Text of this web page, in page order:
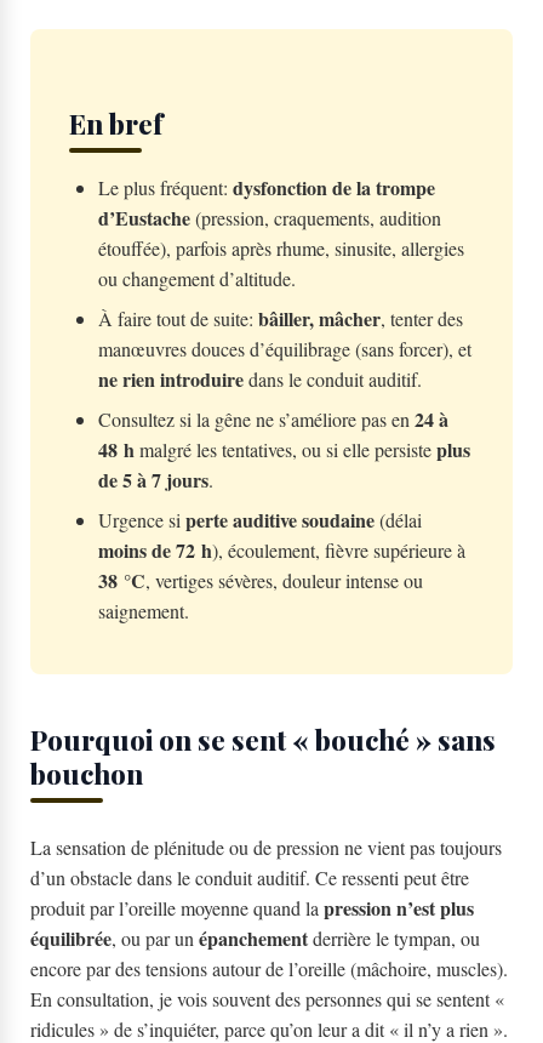
En bref
Le plus fréquent: dysfonction de la trompe
d’Eustache(pression, craquements, audition
étouffée), parfois après rhume, sinusite, allergies
ou changement d’altitude.
À faire tout de suite: bâiller, mâcher, tenter des
manœuvres douces d’équilibrage (sans forcer), et
ne rien introduiredans le conduit auditif.
Consultez si la gêne ne s’améliore pas en 24 à
48 hmalgré les tentatives, ou si elle persisteplus
de 5 à 7 jours.
Urgence si perte auditive soudaine(délai
moins de 72 h), écoulement, fièvre supérieure à
38 °C, vertiges sévères, douleur intense ou
saignement.
Pourquoi on se sent « bouché » sans
bouchon
La sensation de plénitude ou de pression ne vient pas toujours
d’un obstacle dans le conduit auditif. Ce ressenti peut être
produit par l’oreille moyenne quand la pression n’est plus
équilibrée, ou par un épanchementderrière le tympan, ou
encore par des tensions autour de l’oreille (mâchoire, muscles).
En consultation, je vois souvent des personnes qui se sentent «
ridicules » de s’inquiéter, parce qu’on leur a dit « il n’y a rien ».